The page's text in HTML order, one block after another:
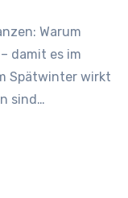
damit es im
Spätwinter wirkt
sind…